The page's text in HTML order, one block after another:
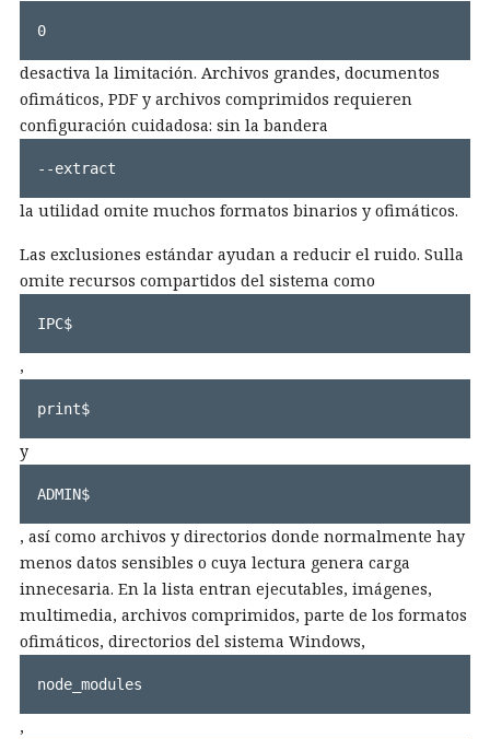
0
desactiva la limitación. Archivos grandes, documentos
ofimáticos, PDF y archivos comprimidos requieren
configuración cuidadosa: sin la bandera
--extract
la utilidad omite muchos formatos binarios y ofimáticos.
Las exclusiones estándar ayudan a reducir el ruido. Sulla
omite recursos compartidos del sistema como
IPC$
,
print$
y
ADMIN$
, así como archivos y directorios donde normalmente hay
menos datos sensibles o cuya lectura genera carga
innecesaria. En la lista entran ejecutables, imágenes,
multimedia, archivos comprimidos, parte de los formatos
ofimáticos, directorios del sistema Windows,
node_modules
,